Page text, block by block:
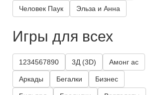
Человек Паук Эльза и Анна
Игры для всех
1234567890 3Д (3D) Амонг ас
Аркады Бегалки Бизнес